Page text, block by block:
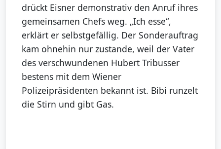
drückt Eisner demonstrativ den Anruf ihres
gemeinsamen Chefs weg. „Ich esse“,
erklärt er selbstgefällig. Der Sonderauftrag
kam ohnehin nur zustande, weil der Vater
des verschwundenen Hubert Tribusser
bestens mit dem Wiener
Polizeipräsidenten bekannt ist. Bibi runzelt
die Stirn und gibt Gas.